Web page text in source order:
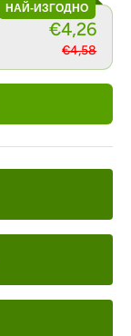
НАЙ-ИЗГОДНО
€4,26
€4,58